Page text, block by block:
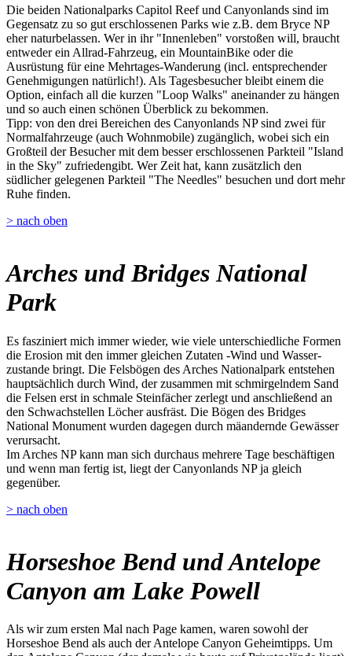
Die beiden Nationalparks Capitol Reef und Canyonlands sind im
Gegensatz zu so gut erschlossenen Parks wie z.B. dem Bryce NP
eher naturbelassen. Wer in ihr "Innenleben" vorstoßen will, braucht
entweder ein Allrad-Fahrzeug, ein MountainBike oder die
Ausrüstung für eine Mehrtages-Wanderung (incl. entsprechender
Genehmigungen natürlich!). Als Tagesbesucher bleibt einem die
Option, einfach all die kurzen "Loop Walks" aneinander zu hängen
und so auch einen schönen Überblick zu bekommen.
Tipp: von den drei Bereichen des Canyonlands NP sind zwei für
Normalfahrzeuge (auch Wohnmobile) zugänglich, wobei sich ein
Großteil der Besucher mit dem besser erschlossenen Parkteil "Island
in the Sky" zufriedengibt. Wer Zeit hat, kann zusätzlich den
südlicher gelegenen Parkteil "The Needles" besuchen und dort mehr
Ruhe finden.
> nach oben
Arches und Bridges National
Park
Es fasziniert mich immer wieder, wie viele unterschiedliche Formen
die Erosion mit den immer gleichen Zutaten -Wind und Wasser-
zustande bringt. Die Felsbögen des Arches Nationalpark entstehen
hauptsächlich durch Wind, der zusammen mit schmirgelndem Sand
die Felsen erst in schmale Steinfächer zerlegt und anschließend an
den Schwachstellen Löcher ausfräst. Die Bögen des Bridges
National Monument wurden dagegen durch mäandernde Gewässer
verursacht.
Im Arches NP kann man sich durchaus mehrere Tage beschäftigen
und wenn man fertig ist, liegt der Canyonlands NP ja gleich
gegenüber.
> nach oben
Horseshoe Bend und Antelope
Canyon am Lake Powell
Als wir zum ersten Mal nach Page kamen, waren sowohl der
Horseshoe Bend als auch der Antelope Canyon Geheimtipps. Um